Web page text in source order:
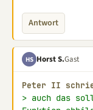
Antwort
HS Horst S.Gast
Peter II
> auch das